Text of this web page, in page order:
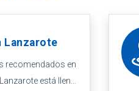
Lanzarote
recomendados en
está llen...